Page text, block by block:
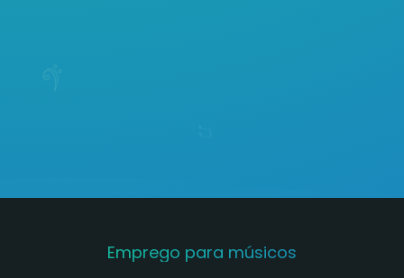
Emprego para músicos